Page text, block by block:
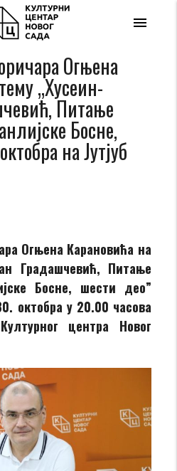
menu
Огњена
„Хусеин-
Питање
Босне,
на Јутјуб
Огњена Карановића на
Градашчевић, Питање
Босне, шести део”
октобра у 20.00 часова
центра Новог